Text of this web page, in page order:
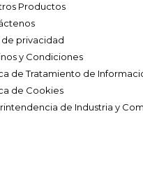
Productos
de privacidad
y Condiciones
de Tratamiento de
de Cookies
de Industria y